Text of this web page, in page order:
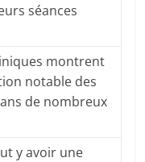
séances
montrent
notable des
de nombreux
y avoir une